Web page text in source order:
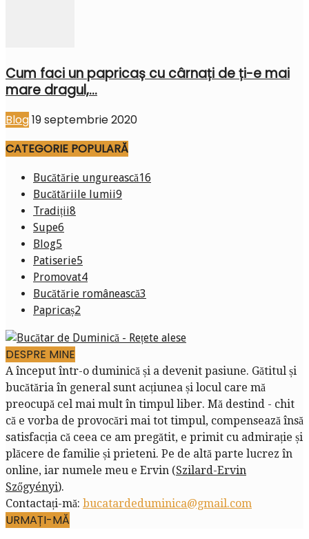
Cum faci un papricaș cu cârnați de ți-e mai
mare dragul,...
Blog19 septembrie 2020
CATEGORIE POPULARĂ
Bucătărie ungurească16
Bucătăriile lumii9
Tradiții8
Supe6
Blog5
Patiserie5
Promovat4
Bucătărie românească3
Papricaș2
DESPRE MINE
A început într-o duminică și a devenit pasiune. Gătitul și
bucătăria în general sunt acțiunea și locul care mă
preocupă cel mai mult în timpul liber. Mă destind - chit
că e vorba de provocări mai tot timpul, compensează însă
satisfacția că ceea ce am pregătit, e primit cu admirație și
plăcere de familie și prieteni. Pe de altă parte lucrez în
online, iar numele meu e Ervin (Szilard-Ervin
Szőgyényi).
Contactați-mă: bucatardeduminica@gmail.com
URMAȚI-MĂ